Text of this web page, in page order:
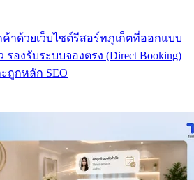
ค้าด้วยเว็บไซต์รีสอร์ทภูเก็ตที่ออกแบบ
องรับระบบจองตรง (Direct Booking)
ถูกหลัก SEO